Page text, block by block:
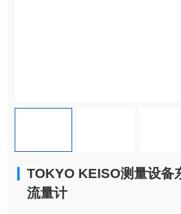
TOKYO KEISO测量设备
流量计